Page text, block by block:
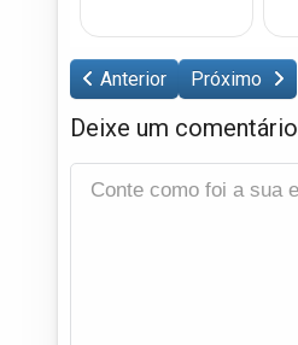
Anterior Próximo
Deixe um comentário